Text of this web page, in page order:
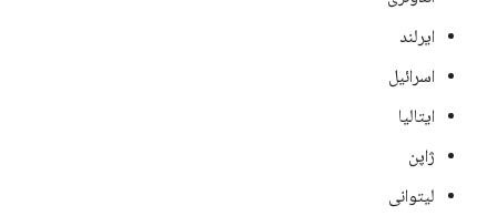
ایرلند
اسرائيل
ایتالیا
ژاپن
لیتوانی